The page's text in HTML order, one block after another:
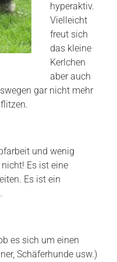
hyperaktiv.
Vielleicht
freut sich
das kleine
Kerlchen
aber auch
gar nicht mehr
und wenig
Es ist eine
Es ist ein
es sich um einen
Schäferhunde usw.)